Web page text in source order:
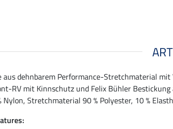
aus dehnbarem Performance-Stretchmaterial
RV mit Kinnschutz und Felix Bühler
Nylon, Stretchmaterial 90 % Polyester, 10 %